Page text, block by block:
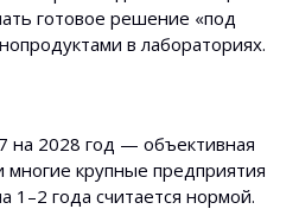
готовое решение «под
в лабораториях.
на 2028 год — объективная
крупные предприятия
1–2 года считается нормой.